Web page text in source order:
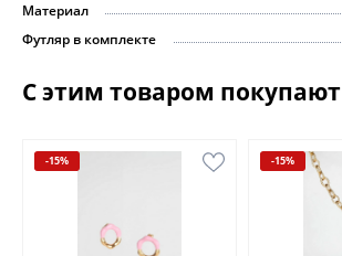
Материал
Футляр в комплекте
С этим товаром покупают
-15% -15%